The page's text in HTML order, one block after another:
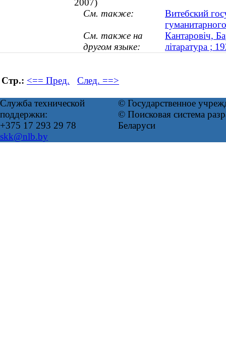
2007)
См. также:
Витебский
См. также на
другом языке:
Кантаровіч,
літаратура ;
Стр.: <== Пред. След. ==>
Служба технической
поддержки:
+375 17 293 29 78
skk@nlb.by
© Государственное
© Поисковая система
Беларуси